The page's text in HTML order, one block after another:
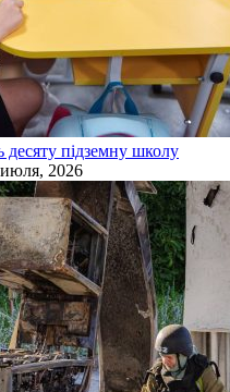
десяту підземну школу
2026